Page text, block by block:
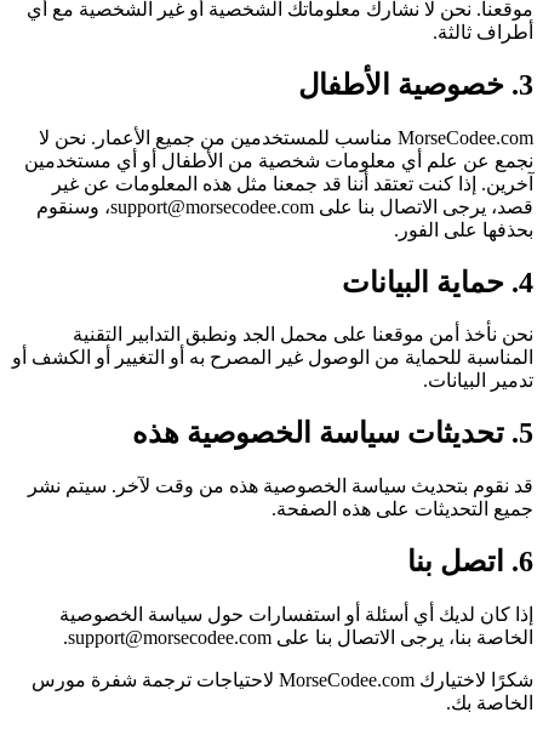
موقعنا. نحن لا نشارك معلوماتك الشخصية أو غير الشخصية مع أي
أطراف ثالثة.
3. خصوصية الأطفال
MorseCodee.com مناسب للمستخدمين من جميع الأعمار. نحن لا
نجمع عن علم أي معلومات شخصية من الأطفال أو أي مستخدمين
آخرين. إذا كنت تعتقد أننا قد جمعنا مثل هذه المعلومات عن غير
قصد، يرجى الاتصال بنا على support@morsecodee.com، وسنقوم
بحذفها على الفور.
4. حماية البيانات
نحن نأخذ أمن موقعنا على محمل الجد ونطبق التدابير التقنية
المناسبة للحماية من الوصول غير المصرح به أو التغيير أو الكشف أو
تدمير البيانات.
5. تحديثات سياسة الخصوصية هذه
قد نقوم بتحديث سياسة الخصوصية هذه من وقت لآخر. سيتم نشر
جميع التحديثات على هذه الصفحة.
6. اتصل بنا
إذا كان لديك أي أسئلة أو استفسارات حول سياسة الخصوصية
الخاصة بنا، يرجى الاتصال بنا على support@morsecodee.com.
شكرًا لاختيارك MorseCodee.com لاحتياجات ترجمة شفرة مورس
الخاصة بك.